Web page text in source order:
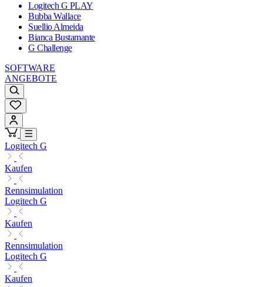
Logitech G PLAY
Bubba Wallace
Suellio Almeida
Bianca Bustamante
G Challenge
SOFTWARE
ANGEBOTE
Logitech G
Kaufen
Rennsimulation
Logitech G
Kaufen
Rennsimulation
Logitech G
Kaufen